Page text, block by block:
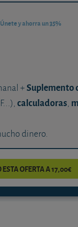
Únete y ahorra un 35%
+Suplemento
calculadoras,
dinero.
OFERTA A 17,00€